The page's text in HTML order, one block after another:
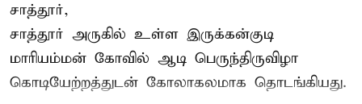
சாத்தூர்,
சாத்தூர் அருகில் உள்ள இருக்கன்குடி
மாரியம்மன் கோவில் ஆடி பெருந்திருவிழா
கொடியேற்றத்துடன் கோலாகலமாக தொடங்கியது.